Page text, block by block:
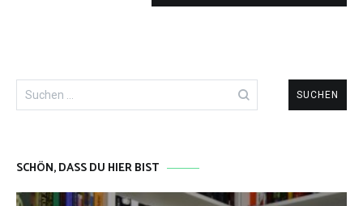
Suchen
nach:
SCHÖN, DASS DU HIER BIST